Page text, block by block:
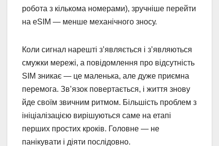
робота з кількома номерами), зручніше перейти
на eSIM — менше механічного зносу.
Коли сигнал нарешті з’являється і з’являються
смужки мережі, а повідомлення про відсутність
SIM зникає — це маленька, але дуже приємна
перемога. Зв’язок повертається, і життя знову
йде своїм звичним ритмом. Більшість проблем з
ініціалізацією вирішуються саме на етапі
перших простих кроків. Головне — не
панікувати і діяти послідовно.